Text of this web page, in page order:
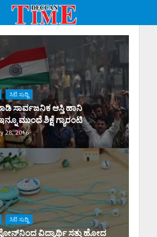
ಸಿಟಿ ಸುದ್ದಿ
ಸಾರ್ವಜನಿಕ ಆಸ್ತಿ ಹಾನಿ
ಮುಂದೆ ಶಿಕ್ಷೆ ಗ್ಯಾರಂಟಿ
28, 2016
ಸಿಟಿ ಸುದ್ದಿ
ವಿದ್ಯಾರ್ಥಿ ಸತ್ತು ಹೋದ